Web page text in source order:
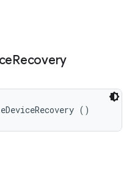
Recovery
()